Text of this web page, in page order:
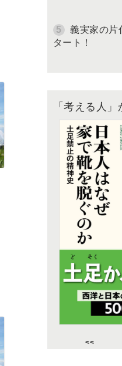
義実家の片
タート！
「考える人
<<